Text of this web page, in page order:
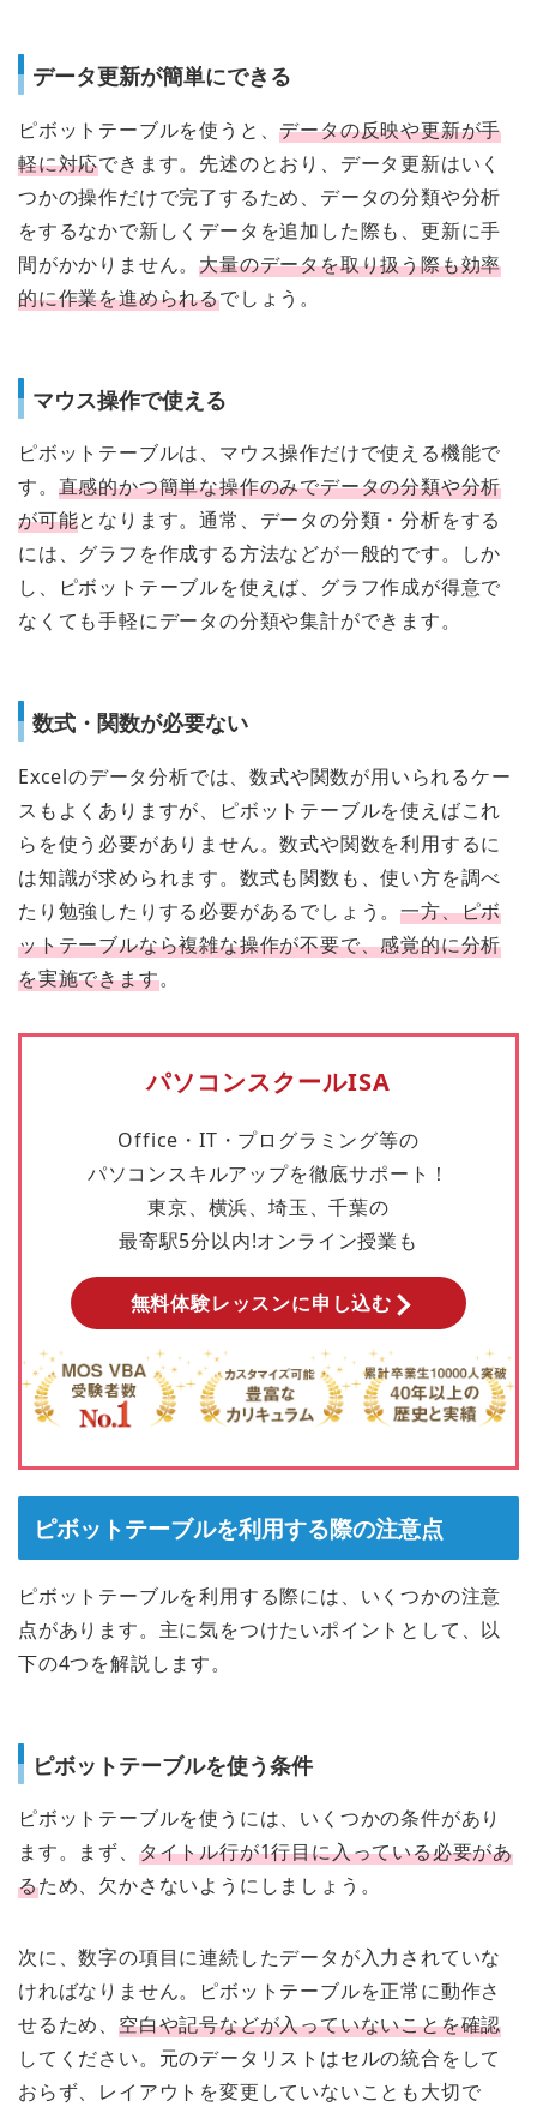
データ更新が簡単にできる
ピボットテーブルを使うと、データの反映や更新が手
軽に対応できます。先述のとおり、データ更新はいく
つかの操作だけで完了するため、データの分類や分析
をするなかで新しくデータを追加した際も、更新に手
間がかかりません。大量のデータを取り扱う際も効率
的に作業を進められるでしょう。
マウス操作で使える
ピボットテーブルは、マウス操作だけで使える機能で
す。 直感的かつ簡単な操作のみでデータの分類や分析
が可能となります。通常、データの分類・分析をする
には、グラフを作成する方法などが一般的です。しか
し、ピボットテーブルを使えば、グラフ作成が得意で
なくても手軽にデータの分類や集計ができます。
数式・関数が必要ない
Excelのデータ分析では、数式や関数が用いられるケー
スもよくありますが、ピボットテーブルを使えばこれ
らを使う必要がありません。数式や関数を利用するに
は知識が求められます。数式も関数も、使い方を調べ
たり勉強したりする必要があるでしょう。一方、ピボ
ットテーブルなら複雑な操作が不要で、感覚的に分析
を実施できます。
パソコンスクールISA
Office・IT・プログラミング等の
パソコンスキルアップを徹底サポート！
東京、横浜、埼玉、千葉の
最寄駅5分以内!オンライン授業も
無料体験レッスンに申し込む
ピボットテーブルを利用する際の注意点
ピボットテーブルを利用する際には、いくつかの注意
点があります。主に気をつけたいポイントとして、以
下の4つを解説します。
ピボットテーブルを使う条件
ピボットテーブルを使うには、いくつかの条件があり
ます。まず、 タイトル行が1行目に入っている必要があ
るため、欠かさないようにしましょう。
次に、数字の項目に連続したデータが入力されていな
ければなりません。ピボットテーブルを正常に動作さ
せるため、 空白や記号などが入っていないことを確認
してください。元のデータリストはセルの統合をして
おらず、レイアウトを変更していないことも大切で